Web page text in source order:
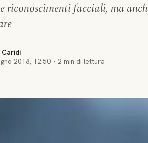
riconoscimenti facciali, ma
Caridi
2018, 12:50 · 2 min di lettura